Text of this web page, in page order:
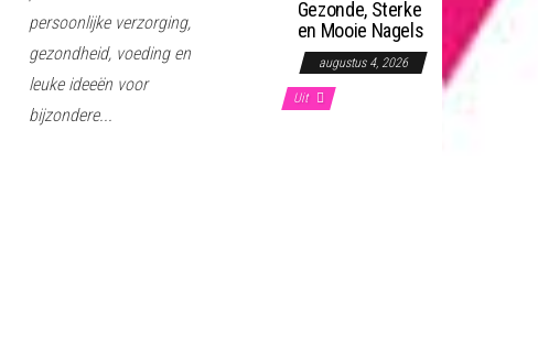
persoonlijke verzorging,
gezondheid, voeding en
leuke ideeën voor
bijzondere...
Gezonde, Sterke
en Mooie Nagels
augustus 4, 2026
Uit